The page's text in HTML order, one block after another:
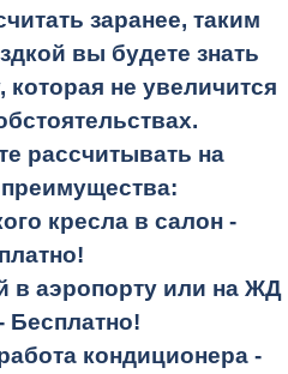
заранее, таким
вы будете знать
не увеличится
рассчитывать на
кресла в салон -
в аэропорту или на ЖД
Бесплатно!
кондиционера -